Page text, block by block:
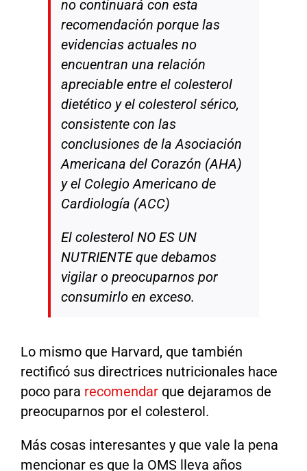
no continuará con esta
recomendación porque las
evidencias actuales no
encuentran una relación
apreciable entre el colesterol
dietético y el colesterol sérico,
consistente con las
conclusiones de la Asociación
Americana del Corazón (AHA)
y el Colegio Americano de
Cardiología (ACC)
El colesterol NO ES UN
NUTRIENTE que debamos
vigilar o preocuparnos por
consumirlo en exceso.
Lo mismo que Harvard, que también
rectificó sus directrices nutricionales hace
poco para recomendarque dejaramos de
preocuparnos por el colesterol.
Más cosas interesantes y que vale la pena
mencionar es que la OMS lleva años